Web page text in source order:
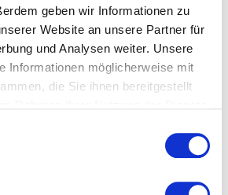
geben wir Informationen zu
Website an unsere Partner für
und Analysen weiter. Unsere
Informationen möglicherweise mit
die Sie ihnen bereitgestellt